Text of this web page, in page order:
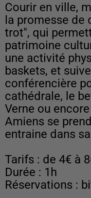
Courir en ville,
la promesse de
trot", qui
patrimoine
une activité
baskets, et
conférencière
cathédrale, le
Verne ou
Amiens se
entraine dans
Tarifs : de 4€ à
Durée : 1h
Réservations :